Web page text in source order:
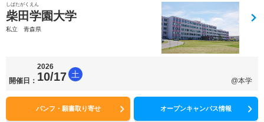
しばたがくえん
柴田学園大学
私立 青森県
開催日：
2026
10/17 土
@本学
パンフ・願書取り寄せ オープンキャンパス情報